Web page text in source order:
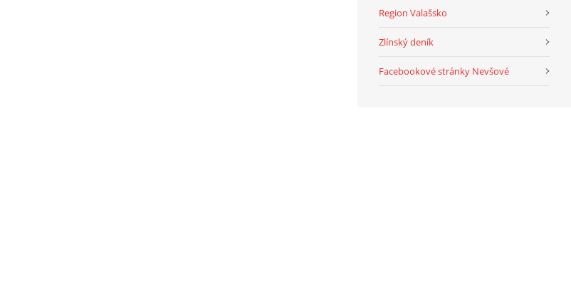
Region Valašsko
Zlínský deník
Facebookové stránky Nevšové